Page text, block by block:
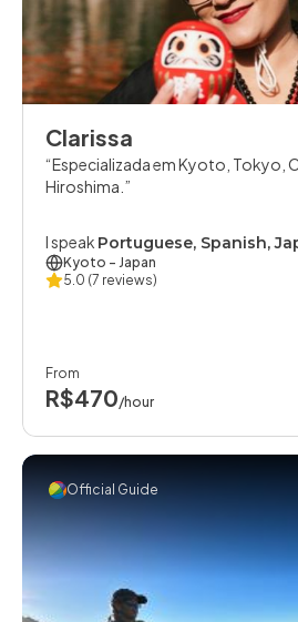
Clarissa
Especializada em Kyoto, Tokyo, Osaka, Nara e
Hiroshima.
I speak Portuguese, Spanish,
Kyoto - Japan
5.0 (7 reviews)
From
R$470/hour
Official Guide